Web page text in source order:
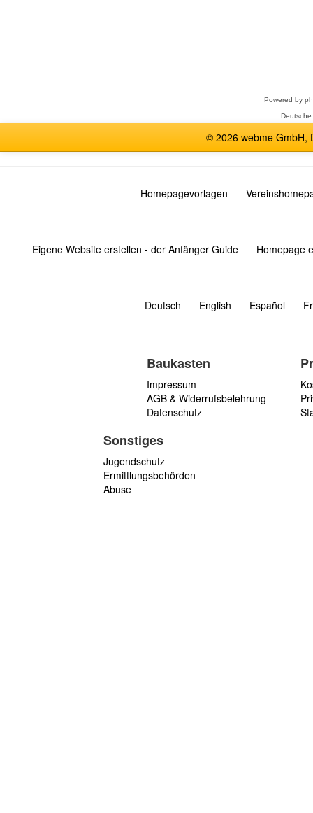
Powered by
© 2026 webme GmbH,
Homepagevorlagen
Eigene Website erstellen - der Anfänger Guide Homepage
Deutsch English Español
Baukasten
Impressum
AGB & Widerrufsbelehrung
Datenschutz
Sonstiges
Jugendschutz
Ermittlungsbehörden
Abuse